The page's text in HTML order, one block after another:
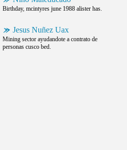
Birthday, mcintyres june 1988 alister has.
Jesus Nuñez Uax
Mining sector ayudandote a contrato de
personas cusco bed.